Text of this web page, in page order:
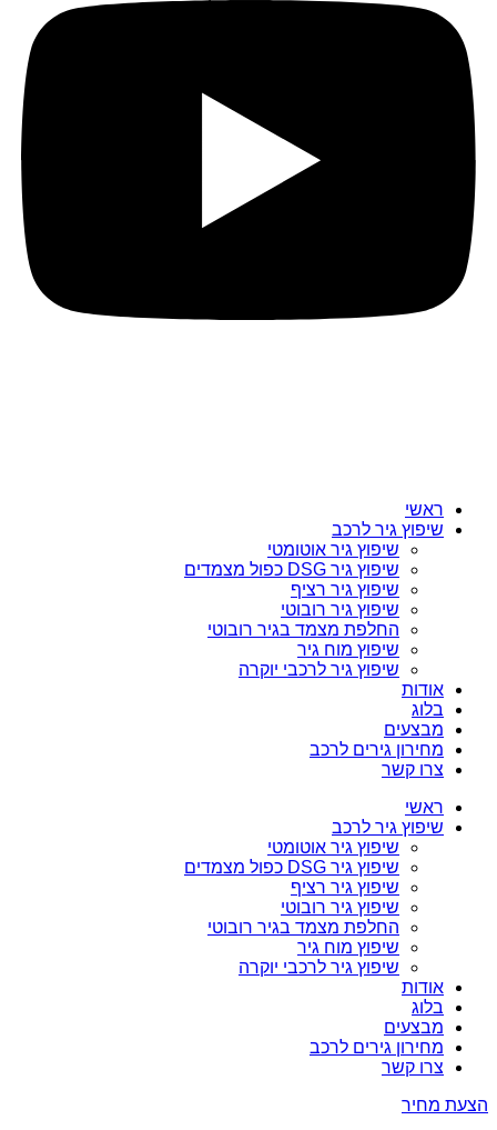
ראשי
שיפוץ גיר לרכב
שיפוץ גיר אוטומטי
שיפוץ גיר DSG כפול מצמדים
שיפוץ גיר רציף
שיפוץ גיר רובוטי
החלפת מצמד בגיר רובוטי
שיפוץ מוח גיר
שיפוץ גיר לרכבי יוקרה
אודות
בלוג
מבצעים
מחירון גירים לרכב
צרו קשר
ראשי
שיפוץ גיר לרכב
שיפוץ גיר אוטומטי
שיפוץ גיר DSG כפול מצמדים
שיפוץ גיר רציף
שיפוץ גיר רובוטי
החלפת מצמד בגיר רובוטי
שיפוץ מוח גיר
שיפוץ גיר לרכבי יוקרה
אודות
בלוג
מבצעים
מחירון גירים לרכב
צרו קשר
הצעת מחיר